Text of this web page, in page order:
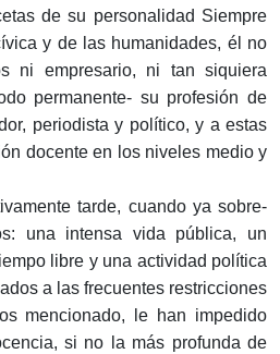
de su personalidad Siempre
y de las humanidades, él no
ni empresario, ni tan siquiera
permanente- su profesión de
periodista y político, y a estas
docente en los niveles medio y
tarde, cuando ya sobre-
una intensa vida pública, un
libre y una actividad política
a las frecuentes restricciones
mencionado, le han impedido
si no la más profunda de